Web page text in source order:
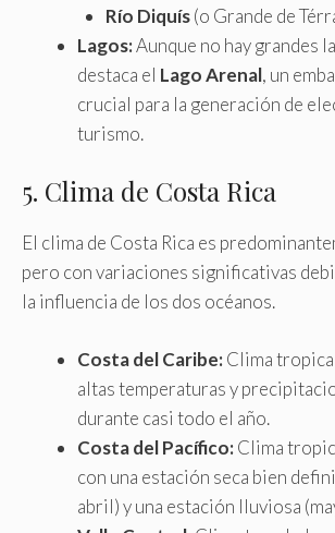
Río Diquís(o Grande de
Lagos:Aunque no hay grandes
destaca el Lago Arenal, un
crucial para la generación de
turismo.
5. Clima de Costa Rica
El clima de Costa Rica es
pero con variaciones significativas
la influencia de los dos océanos.
Costa del Caribe:Clima
altas temperaturas y
durante casi todo el año.
Costa del Pacífico:Clima
con una estación seca bien
abril) y una estación lluviosa